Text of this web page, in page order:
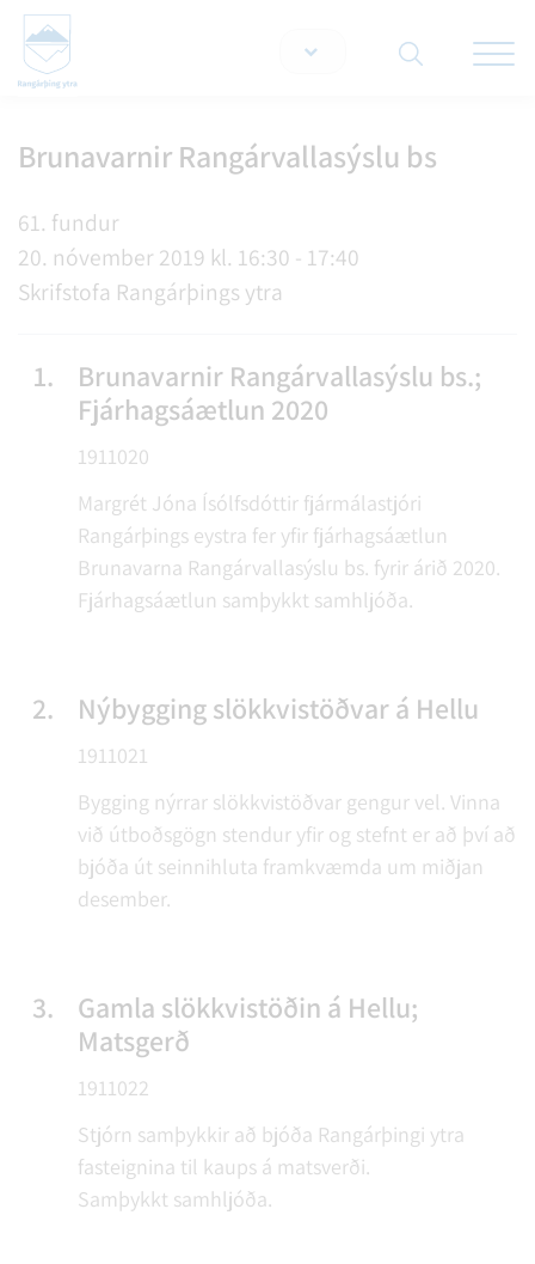
Brunavarnir Rangárvallasýslu bs
61. fundur
20. nóvember 2019 kl. 16:30 - 17:40
Skrifstofa Rangárþings ytra
1.
Brunavarnir Rangárvallasýslu bs.;
Fjárhagsáætlun 2020
1911020
Margrét Jóna Ísólfsdóttir fjármálastjóri
Rangárþings eystra fer yfir fjárhagsáætlun
Brunavarna Rangárvallasýslu bs. fyrir árið 2020.
Fjárhagsáætlun samþykkt samhljóða.
2. Nýbygging slökkvistöðvar á Hellu
1911021
Bygging nýrrar slökkvistöðvar gengur vel. Vinna
við útboðsgögn stendur yfir og stefnt er að því að
bjóða út seinnihluta framkvæmda um miðjan
desember.
3.
Gamla slökkvistöðin á Hellu;
Matsgerð
1911022
Stjórn samþykkir að bjóða Rangárþingi ytra
fasteignina til kaups á matsverði.
Samþykkt samhljóða.
Leita á vef